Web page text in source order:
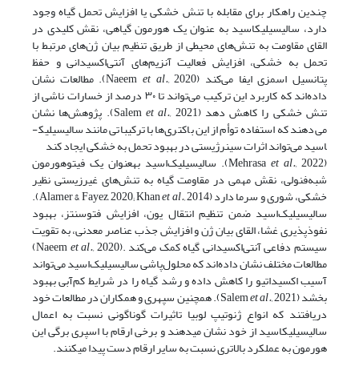
چندین راهکار برای مقابله با تنش خشکی یا افزایش تحمل گیاه وجود
دارد، سالیسیلیک­اسید به عنوان یک هورمون گیاهی، نقش کلیدی در
القای مقاومت به تنش‌های محیطی از طریق تنظیم بیان ژن‌های مرتبط با
تحمل به خشکی، افزایش فعالیت آنزیم‌های آنتی‌اکسیدانی و حفظ
پتانسیل اسمزی ایفا می‌کند (Naeem et al., 2020). مطالعات نشان
داده‌اند که کاربرد این ترکیب می‌تواند تا ۳۰ درصد از خسارات ناشی از
تنش خشکی را کاهش دهد (Salem et al., 2021). پژوهش‌ها نشان
می‌دهند که استفاده توأم از این باکتری‌ها با ترکیباتی مانند سالیسیلیک­
اسید می‌تواند اثرات سینرژیستی در بهبود تحمل به خشکی ایجاد کند
(Mehrasa
et al., 2022). سالیسیلیک‌اسید به­عنوان یک فیتوهورمون
شبه‌فنولی، نقش مهمی در مقاومت گیاه به تنش‌های غیرزیستی نظیر
خشکی، شوری و سرما دارد (Alamer & Fayez, 2020; Khan et al.,
2014).
سالیسیلیک‌اسید ضمن تنظیم انتقال یون، افزایش فتوسنتز، بهبود
نفوذپذیری غشا، القای بیان ژن و افزایش جذب عناصر معدنی، به تقویت
سیستم دفاعی آنتی‌اکسیدانی گیاه کمک می‌کند .(Naeem et al.,
2020)
مطالعات مختلف نشان داده‌اند که محلول‌پاشی سالیسیلیک‌اسید می‌تواند
آسیب اکسیداتیو را کاهش داده و رشد گیاه را در شرایط کم‌آبی بهبود
بخشد (Salem et al., 2021). همچنین سپهری و همکاران در مطالعات خود
دریافتند که انواع ژنوتیپ لوبیا تاثیرات گوناگونی نسبت به اعمال
سالیسیلیک­اسید از خود نشان می­دهند و برخی ارقام با اسپری برگی این
هورمون به عملکرد بالاتری نسبت به سایر ارقام دست پیدا می­کنند.